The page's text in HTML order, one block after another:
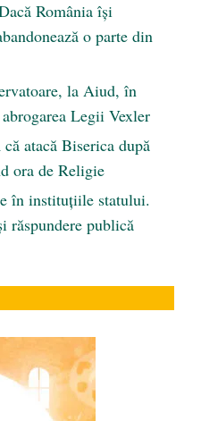
România își
o parte din
la Aiud, în
Legii Vexler
atacă Biserica după
ora de Religie
în instituțiile statului.
răspundere publică